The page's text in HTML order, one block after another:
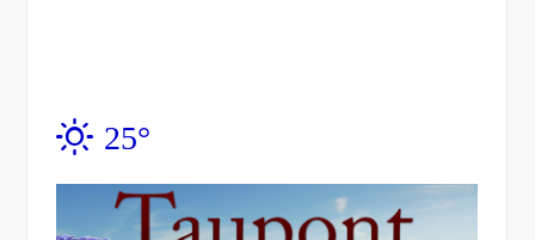
25°